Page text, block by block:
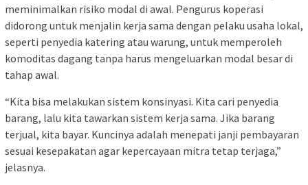
meminimalkan risiko modal di awal. Pengurus koperasi
didorong untuk menjalin kerja sama dengan pelaku usaha lokal,
seperti penyedia katering atau warung, untuk memperoleh
komoditas dagang tanpa harus mengeluarkan modal besar di
tahap awal.
“Kita bisa melakukan sistem konsinyasi. Kita cari penyedia
barang, lalu kita tawarkan sistem kerja sama. Jika barang
terjual, kita bayar. Kuncinya adalah menepati janji pembayaran
sesuai kesepakatan agar kepercayaan mitra tetap terjaga,”
jelasnya.